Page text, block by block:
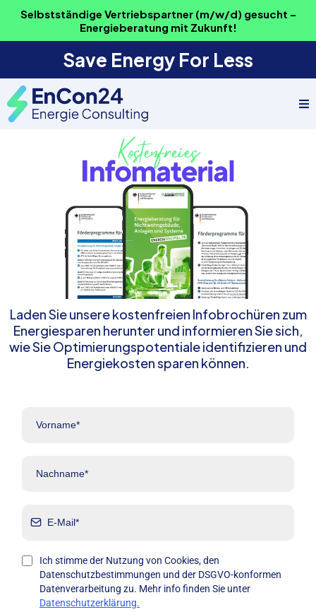
Selbstständige Vertriebspartner (m/w/d) gesucht –
Energieberatung mit Zukunft!
Save Energy For Less
Laden Sie unsere kostenfreien Infobrochüren zum
Energiesparen herunter und informieren Sie sich,
wie Sie Optimierungspotentiale identifizieren und
Energiekosten sparen können.
Ich stimme der Nutzung von Cookies, den
Datenschutzbestimmungen und der DSGVO-konformen
Datenverarbeitung zu. Mehr info finden Sie unter
Datenschutzerklärung.